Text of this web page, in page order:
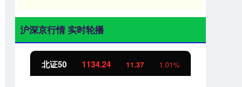
沪深京行情 实时轮播
北证50 1134.24 11.37 1.01%